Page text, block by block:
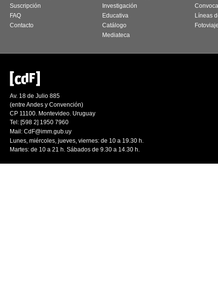
Suscripción
FAQ
Contacto
Investigación
Educativa
Catálogo
Mediateca
Líneas
Av. 18 de Julio 885
(entre Andes y Convención)
CP 11100. Montevideo. Uruguay
Tel: [598 2] 1950 7960
Mail: CdF@imm.gub.uy
Lunes, miércoles, jueves, viernes: de 10 a 19.30 h.
Martes: de 10 a 21 h. Sábados de 9.30 a 14.30 h.